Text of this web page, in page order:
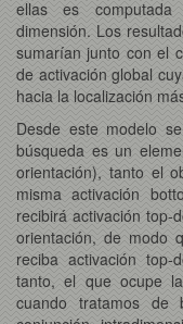
ellas es
dimensión. Los
sumarían junto con el
de activación global
hacia la localización
Desde este modelo
búsqueda es un
orientación), tanto el
misma activación
recibirá activación
orientación, de modo
reciba activación
tanto, el que ocupe
cuando tratamos de